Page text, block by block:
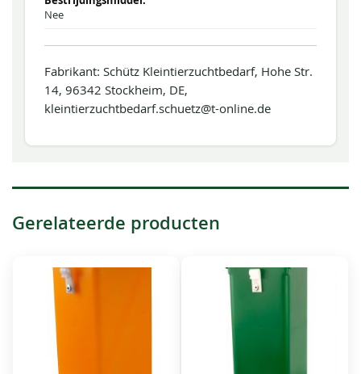
Nee
Fabrikant: Schütz Kleintierzuchtbedarf, Hohe Str.
14, 96342 Stockheim, DE,
kleintierzuchtbedarf.schuetz@t-online.de
Gerelateerde producten